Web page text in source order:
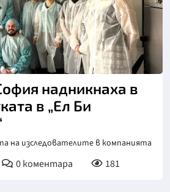
надникнаха в
в „Ел Би
на изследователите в компанията
0коментара 181